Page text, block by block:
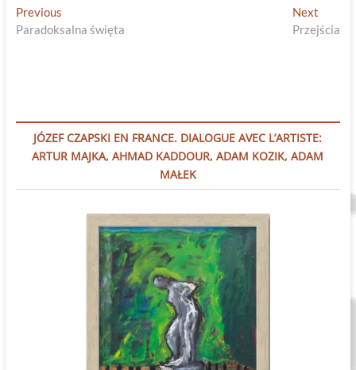
Nawigacja
wpisu
PreviousPrevious
post:
Paradoksalna święta
Next
post:
Przejścia
JÓZEF CZAPSKI EN FRANCE. DIALOGUE AVEC L’ARTISTE:
ARTUR MAJKA, AHMAD KADDOUR, ADAM KOZIK, ADAM
MAŁEK